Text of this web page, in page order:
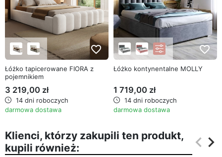
favorite_border
Łóżko tapicerowane FIORA z
pojemnikiem
3 219,00 zł
14 dni roboczych
darmowa dostawa
favorite_border
Łóżko kontynentalne MOLLY
1 719,00 zł
14 dni roboczych
darmowa dostawa
Klienci, którzy zakupili ten produkt,
kupili również:
keyboard_arrow_left
keyboard_arrow_right